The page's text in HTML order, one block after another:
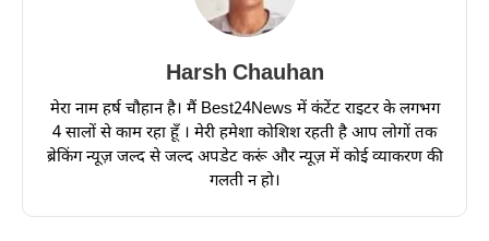
Harsh Chauhan
मेरा नाम हर्ष चौहान है। मैं Best24News में कंटेंट राइटर के लगभग
4 सालों से काम रहा हूँ । मेरी हमेशा कोशिश रहती है आप लोगों तक
ब्रेकिंग न्यूज़ जल्द से जल्द अपडेट करूं और न्यूज़ में कोई व्याकरण की
गलती न हो।